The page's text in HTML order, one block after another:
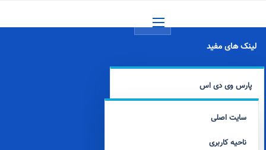
لینک های مفید
پارس وی دی اس
سایت اصلی
ناحیه کاربری